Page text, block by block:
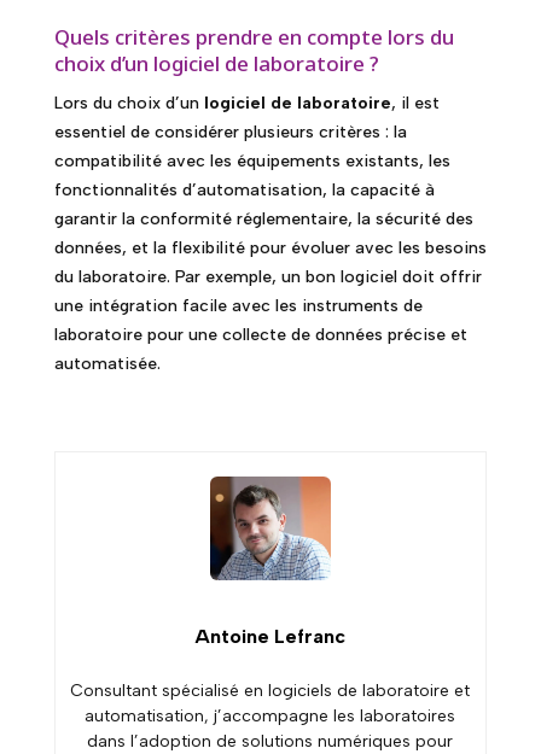
Quels critères prendre en compte lors du
choix d’un logiciel de laboratoire ?
Lors du choix d’un logiciel de laboratoire, il est
essentiel de considérer plusieurs critères : la
compatibilité avec les équipements existants, les
fonctionnalités d’automatisation, la capacité à
garantir la conformité réglementaire, la sécurité des
données, et la flexibilité pour évoluer avec les besoins
du laboratoire. Par exemple, un bon logiciel doit offrir
une intégration facile avec les instruments de
laboratoire pour une collecte de données précise et
automatisée.
Antoine Lefranc
Consultant spécialisé en logiciels de laboratoire et
automatisation, j’accompagne les laboratoires
dans l’adoption de solutions numériques pour